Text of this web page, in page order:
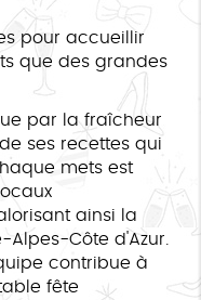
pour accueillir
que des grandes
par la fraîcheur
ses recettes qui
mets est
ainsi la
Côte d'Azur.
contribue à
fête